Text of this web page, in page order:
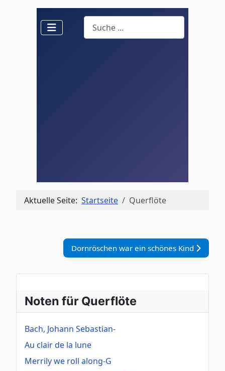
Suchen
Aktuelle Seite: Startseite Querflöte
Nächster Beitrag: Dornröschen war ein
Dornröschen war ein schönes Kind
Noten für Querflöte
Bach, Johann Sebastian-
Au clair de la lune
Merrily we roll along-G